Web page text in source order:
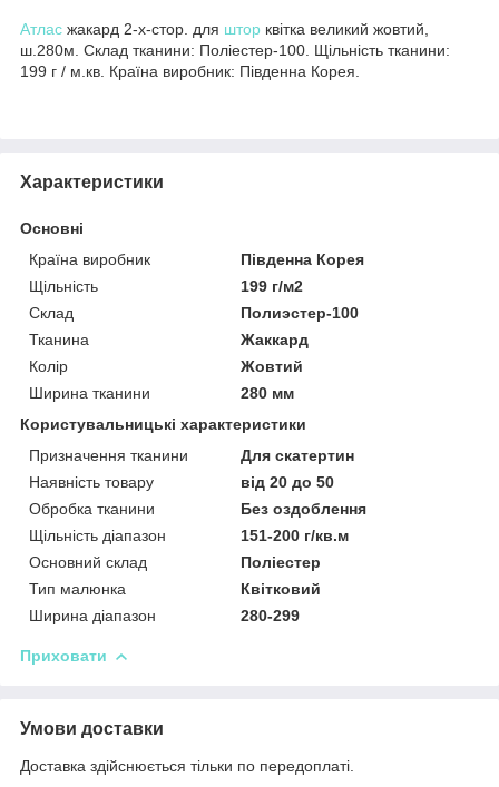
Атлас жакард 2-х-стор. для штор квітка великий жовтий,
ш.280м. Склад тканини: Поліестер-100. Щільність тканини:
199 г / м.кв. Країна виробник: Південна Корея.
Характеристики
Основні
Країна виробник
Південна Корея
Щільність
199 г/м2
Склад
Полиэстер-100
Тканина
Жаккард
Колір
Жовтий
Ширина тканини
280 мм
Користувальницькі характеристики
Призначення тканини
Для скатертин
Наявність товару
від 20 до 50
Обробка тканини
Без оздоблення
Щільність діапазон
151-200 г/кв.м
Основний склад
Поліестер
Тип малюнка
Квітковий
Ширина діапазон
280-299
Приховати
Умови доставки
Доставка здійснюється тільки по передоплаті.